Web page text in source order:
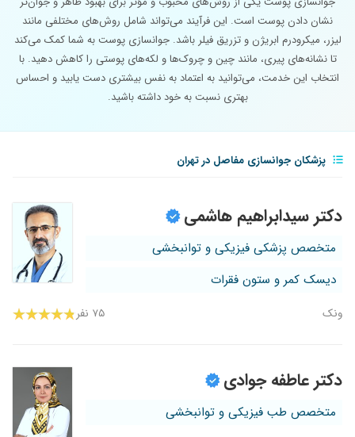
نشان دادن پوست است. این فرآیند می‌تواند شامل روش‌های مختلفی مانند
لیزر، میکرودرم ابریژن و تزریق فیلر باشد. جوانسازی پوست به شما کمک می‌کند
تا نشانه‌های پیری، مانند چین و چروک‌ها و لکه‌های پوستی را کاهش دهید. با
انتخاب این خدمت، می‌توانید به اعتماد به نفس بیشتری دست یابید و احساس
بهتری نسبت به خود داشته باشید.
پزشکان جوانسازی مفاصل در تهران
دکتر سیدابراهیم هاشمی
متخصص پزشکی فیزیکی و توانبخشی
دیسک کمر و ستون فقرات
ونک ۷۵ نفر
دکتر عاطفه جوادی
متخصص طب فیزیکی و توانبخشی